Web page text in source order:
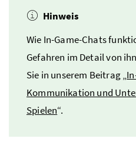
Hinweis
Wie In-Game-Chats
Gefahren im Detail von
Sie in unserem Beitrag „
Kommunikation und
Spielen“.